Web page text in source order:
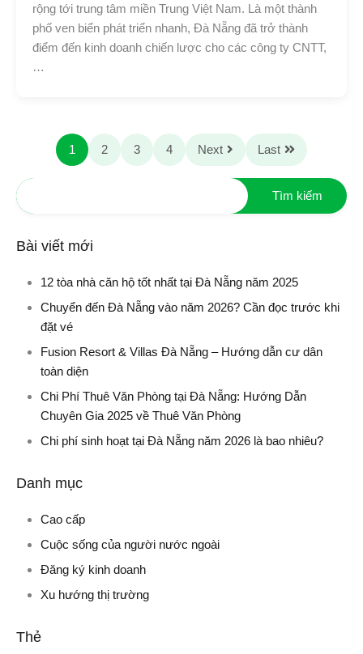
rộng tới trung tâm miền Trung Việt Nam. Là một thành
phố ven biển phát triển nhanh, Đà Nẵng đã trở thành
điểm đến kinh doanh chiến lược cho các công ty CNTT,
…
1 2 3 4 Next Last
Bài viết mới
12 tòa nhà căn hộ tốt nhất tại Đà Nẵng năm 2025
Chuyển đến Đà Nẵng vào năm 2026? Cần đọc trước khi
đặt vé
Fusion Resort & Villas Đà Nẵng – Hướng dẫn cư dân
toàn diện
Chi Phí Thuê Văn Phòng tại Đà Nẵng: Hướng Dẫn
Chuyên Gia 2025 về Thuê Văn Phòng
Chi phí sinh hoạt tại Đà Nẵng năm 2026 là bao nhiêu?
Danh mục
Cao cấp
Cuộc sống của người nước ngoài
Đăng ký kinh doanh
Xu hướng thị trường
Thẻ